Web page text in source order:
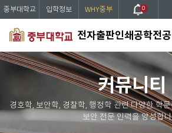
전자출판인쇄공학전공
중부대학교 입학정보 WHY중부 0
커뮤니티